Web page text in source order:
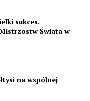
sukces.
Świata w
na wspólnej